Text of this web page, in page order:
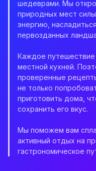
шедеврами. Мы
природных мест
энергию,
первозданных
Каждое путешествие
местной кухней.
проверенные
не только
приготовить дома,
сохранить его вкус.
Мы поможем вам
активный отдых на
гастрономическое